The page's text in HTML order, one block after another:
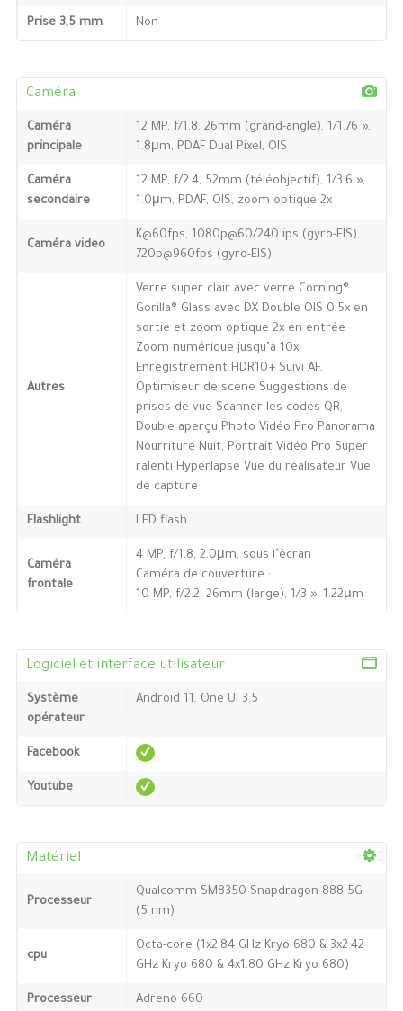
Prise 3,5 mm Non
Caméra
Caméra
principale
12 MP, f/1.8, 26mm (grand-angle), 1/1.76 »,
1.8μm, PDAF Dual Pixel, OIS
Caméra
secondaire
12 MP, f/2.4, 52mm (téléobjectif), 1/3.6 »,
1.0μm, PDAF, OIS, zoom optique 2x
Caméra video
K@60fps, 1080p@60/240 ips (gyro-EIS),
720p@960fps (gyro-EIS)
Autres
Verre super clair avec verre Corning®
Gorilla® Glass avec DX Double OIS 0,5x en
sortie et zoom optique 2x en entrée
Zoom numérique jusqu’à 10x
Enregistrement HDR10+ Suivi AF,
Optimiseur de scène Suggestions de
prises de vue Scanner les codes QR,
Double aperçu Photo Vidéo Pro Panorama
Nourriture Nuit, Portrait Vidéo Pro Super
ralenti Hyperlapse Vue du réalisateur Vue
de capture
Flashlight LED flash
Caméra
frontale
4 MP, f/1.8, 2.0μm, sous l’écran
Caméra de couverture :
10 MP, f/2.2, 26mm (large), 1/3 », 1.22μm
Logiciel et interface utilisateur
Système
opérateur
Android 11, One UI 3.5
Facebook
Youtube
Matériel
Processeur
Qualcomm SM8350 Snapdragon 888 5G
(5 nm)
cpu
Octa-core (1x2.84 GHz Kryo 680 & 3x2.42
GHz Kryo 680 & 4x1.80 GHz Kryo 680)
Processeur
Adreno 660